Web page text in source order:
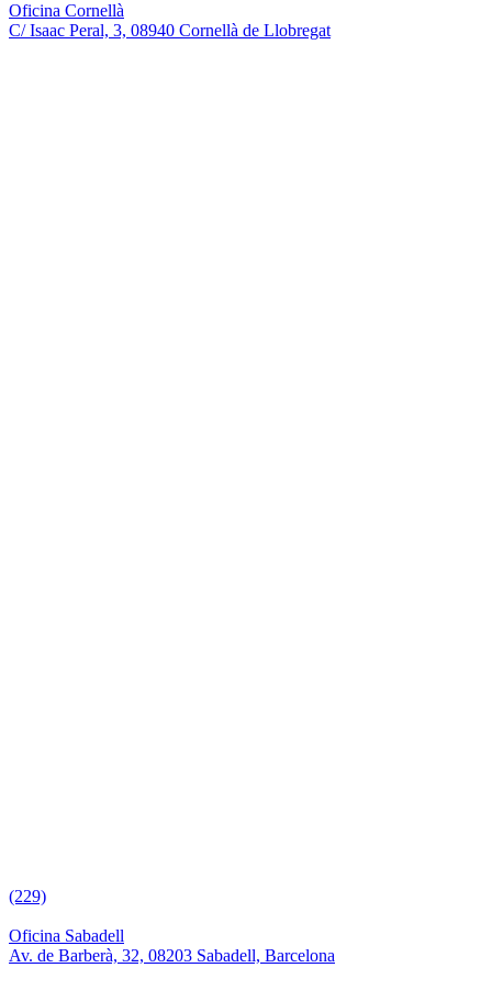
Oficina Cornellà
C/ Isaac Peral, 3, 08940 Cornellà de Llobregat
(229)
Oficina Sabadell
Av. de Barberà, 32, 08203 Sabadell, Barcelona